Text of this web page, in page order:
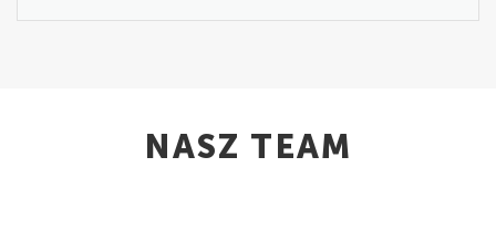
NASZ TEAM